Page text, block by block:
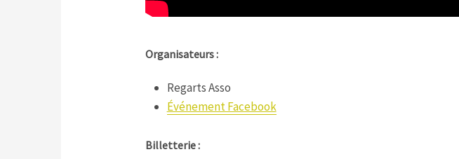
Organisateurs :
Regarts Asso
Événement Facebook
Billetterie :